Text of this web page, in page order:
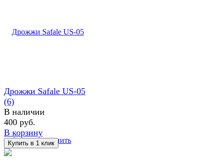
избранное сравнить
Дрожжи Safale US-05
(6)
В наличии
400 руб.
В корзину